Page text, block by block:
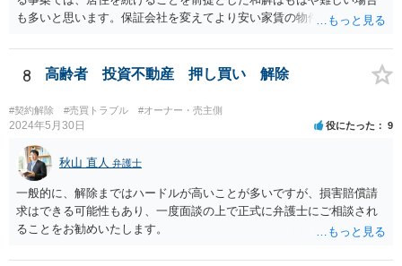
も多いと思います。保証会社を変えてより安い家賃の物件に転居する
8 高齢者 投資不動産 押し買い 解除
#契約解除 #売買トラブル #オーナー・売主側
2024年5月30日 役にたった 9
秋山 直人 弁護士
一般的に、解除まではハードルが高いことが多いですが、損害賠償請
求はできる可能性もあり、一度面談の上で正式に弁護士にご相談され
ることをお勧めいたします。